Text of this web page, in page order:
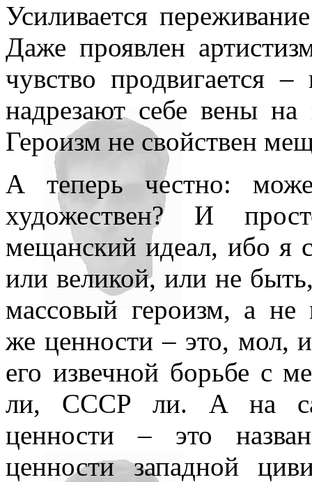
Усиливается
Даже проявлен
чувство продвигается
надрезают себе вены
Героизм не свойствен
А теперь честно:
художествен? И
мещанский идеал, ибо я
или великой, или не
массовый героизм, а не
же ценности – это, мол,
его извечной борьбе с
ли, СССР ли. А на
ценности – это
ценности западной